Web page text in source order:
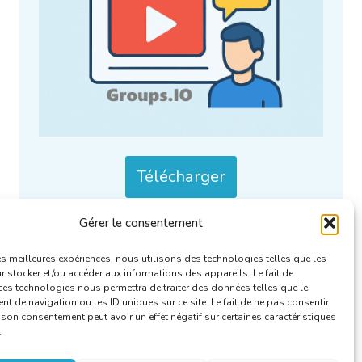
Gérer le consentement
meilleures expériences, nous utilisons des technologies telles que les
stocker et/ou accéder aux informations des appareils. Le fait de
technologies nous permettra de traiter des données telles que le
de navigation ou les ID uniques sur ce site. Le fait de ne pas consentir
consentement peut avoir un effet négatif sur certaines caractéristiques
Télécharger
Catégories :Groups.IO.